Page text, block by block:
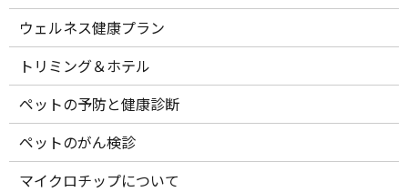
ウェルネス健康プラン
トリミング＆ホテル
ペットの予防と健康診断
ペットのがん検診
マイクロチップについて